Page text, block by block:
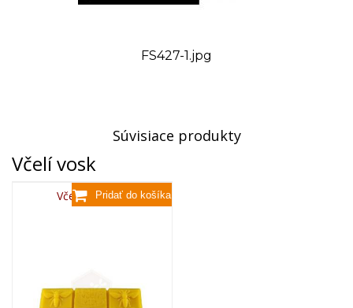
FS427-1.jpg
Súvisiace produkty
Včelí vosk
Včelí vosk,80g